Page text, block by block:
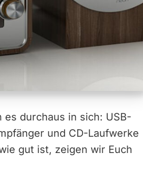
es durchaus in sich: USB-
und CD-Laufwerke
gut ist, zeigen wir Euch